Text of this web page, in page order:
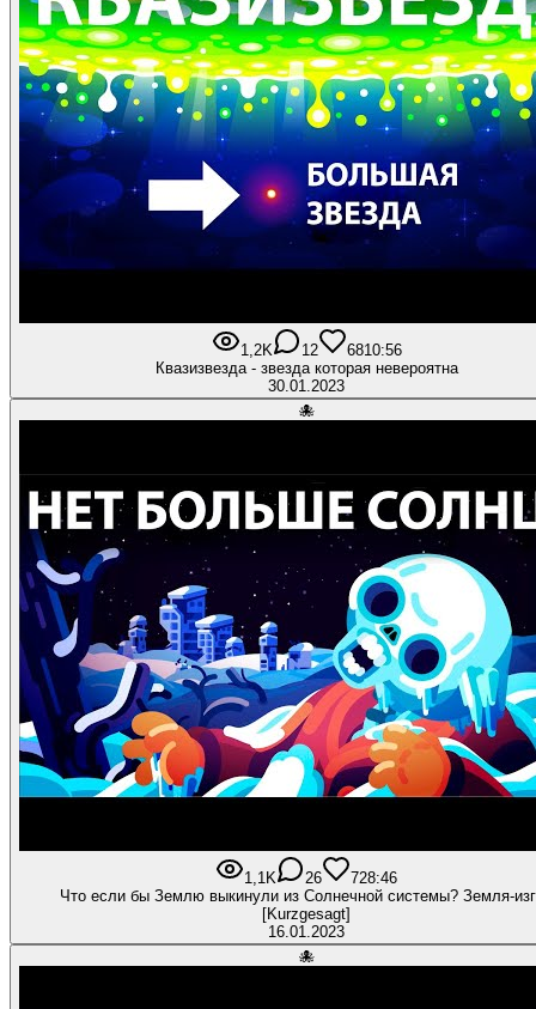
1,2K 12 6810:56
Квазизвезда - звезда которая невероятна
30.01.2023
🐙
1,1K 26 728:46
Что если бы Землю выкинули из Солнечной системы? Земля-
[Kurzgesagt]
16.01.2023
🐙